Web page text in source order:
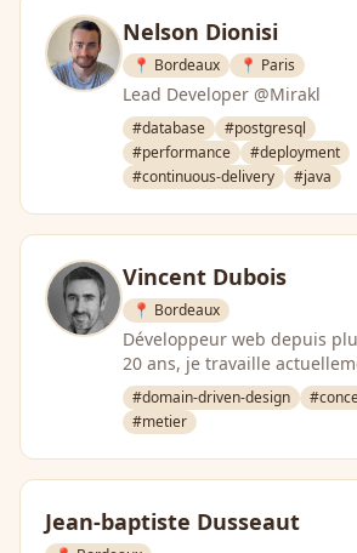
Nelson Dionisi
📍 Bordeaux 📍 Paris
Lead Developer @Mirakl
#database
#postgresql
#performance
#deployment
#continuous-delivery
#java
Vincent Dubois
📍 Bordeaux
Développeur web depuis
20 ans, je travaille
chez Primobox, un éditeur
logiciels SaaS de …
#domain-driven-design
#metier
Jean-baptiste Dusseaut